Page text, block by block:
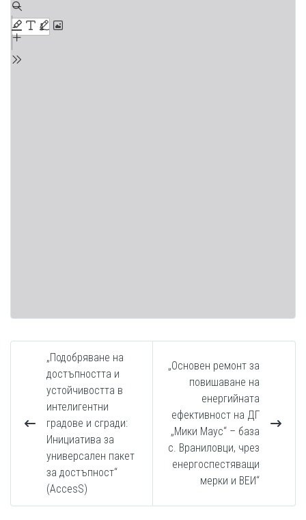
„Подобряване на
достъпността и
устойчивостта в
интелигентни
градове и сгради:
Инициатива за
универсален пакет
за достъпност“
(AccesS)
„Основен ремонт за
повишаване на
енергийната
ефективност на ДГ
„Мики Маус“ – база
с. Враниловци, чрез
енергоспестяващи
мерки и ВЕИ“